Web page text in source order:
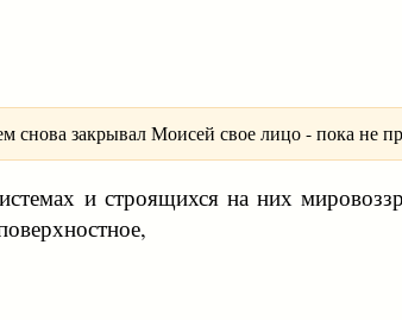
снова закрывал Моисей свое лицо - пока не
и строящихся на них